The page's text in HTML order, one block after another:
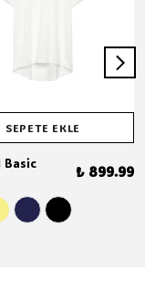
SEPETE EKLE
Basic
₺ 899.99